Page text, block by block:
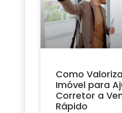
Como
Imóvel para
Corretor a
Rápido